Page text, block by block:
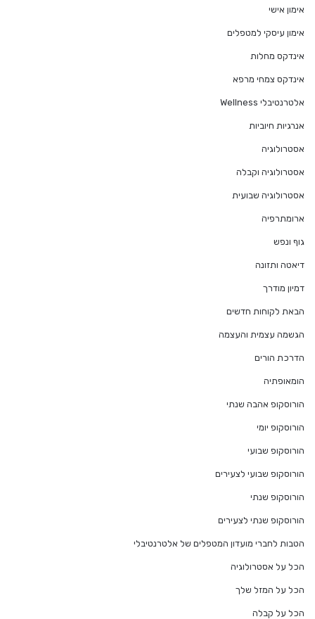
אימון אישי
אימון עיסקי למטפלים
אינדקס מחלות
אינדקס צמחי מרפא
אלטרנטיבלי Wellness
אנרגיות חיוביות
אסטרולוגיה
אסטרולוגיה וקבלה
אסטרולוגיה שבועית
ארומתרפיה
גוף ונפש
דיאטה ותזונה
דמיון מודרך
הבאת לקוחות חדשים
הגשמה עצמית והעצמה
הדרכת הורים
הומאופתיה
הורוסקופ אהבה שנתי
הורוסקופ יומי
הורוסקופ שבועי
הורוסקופ שבועי לצעירים
הורוסקופ שנתי
הורוסקופ שנתי לצעירים
הטבות לחברי מועדון המטפלים של אלטרנטיבלי
הכל על אסטרולוגיה
הכל על המזל שלך
הכל על קבלה